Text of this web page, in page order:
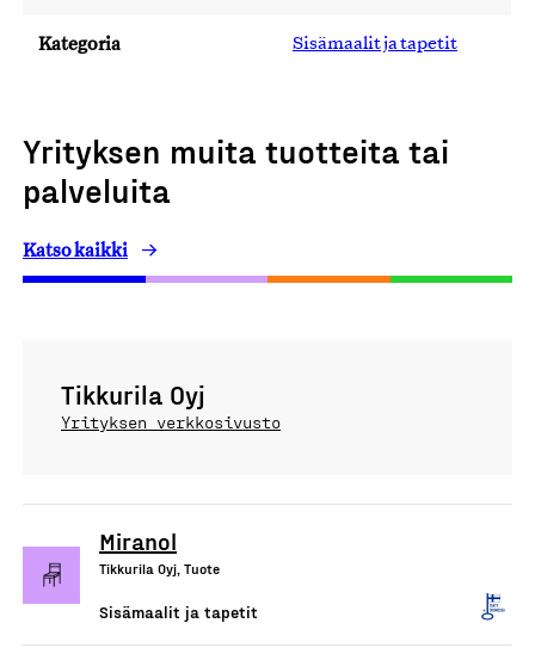
Kategoria Sisämaalit ja tapetit
Yrityksen muita tuotteita tai
palveluita
Katso kaikki
Tikkurila Oyj
Yrityksen verkkosivusto
Miranol
Tikkurila Oyj, Tuote
Sisämaalit ja tapetit